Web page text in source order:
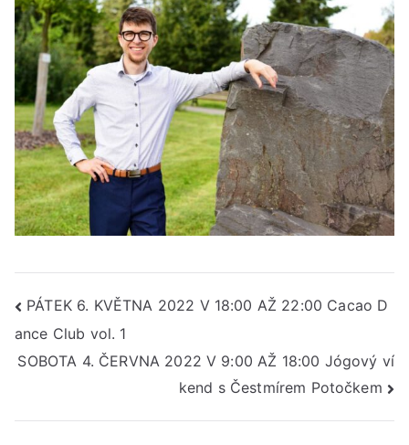
Navigace
pro
PÁTEK 6. KVĚTNA 2022 V 18:00 AŽ 22:00 Cacao D
ance Club vol. 1
SOBOTA 4. ČERVNA 2022 V 9:00 AŽ 18:00 Jógový ví
kend s Čestmírem Potočkem